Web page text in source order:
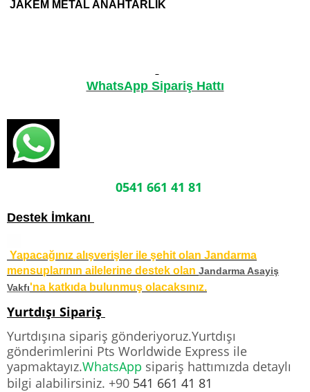
JAKEM METAL ANAHTARLIK
WhatsApp Sipariş Hattı
0541 661 41 81
Destek İmkanı
Yapacağınız alışverişler ile şehit olan Jandarma
mensuplarının ailelerine destek olan Jandarma Asayiş
Vakfı'na katkıda bulunmuş olacaksınız.
Yurtdışı Sipariş
Yurtdışına sipariş gönderiyoruz.Yurtdışı
gönderimlerini Pts Worldwide Express ile
yapmaktayız.WhatsApp sipariş hattımızda detaylı
bilgi alabilirsiniz. +90 541 661 41 81